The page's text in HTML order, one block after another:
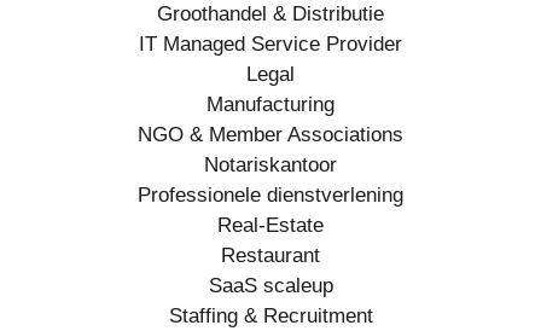
Groothandel & Distributie
IT Managed Service Provider
Legal
Manufacturing
NGO & Member Associations
Notariskantoor
Professionele dienstverlening
Real-Estate
Restaurant
SaaS scaleup
Staffing & Recruitment